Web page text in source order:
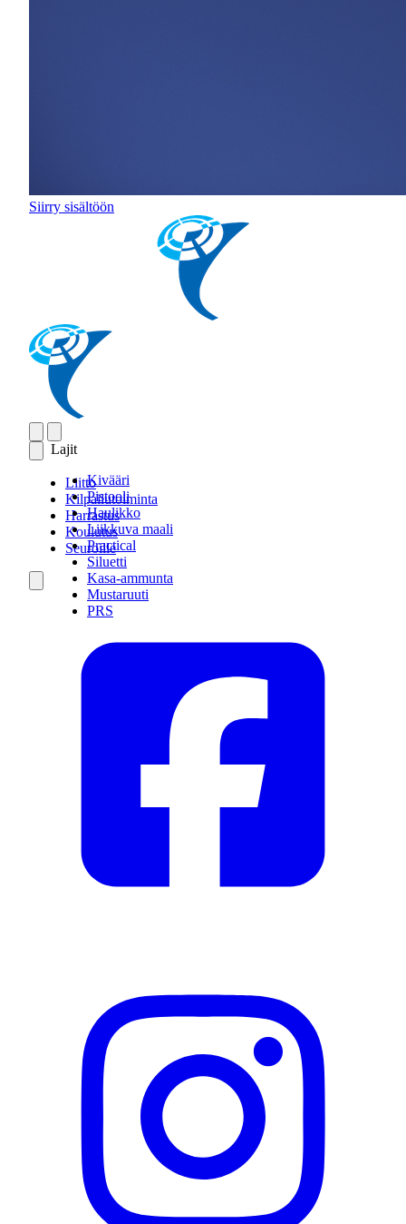
Siirry sisältöön
Lajit
Kivääri
Pistooli
Haulikko
Liikkuva maali
Practical
Siluetti
Kasa-ammunta
Mustaruuti
PRS
Liitto
Kilpailutoiminta
Harrastus
Koulutus
Seuroille